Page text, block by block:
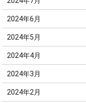
2024年6月
2024年5月
2024年4月
2024年3月
2024年2月